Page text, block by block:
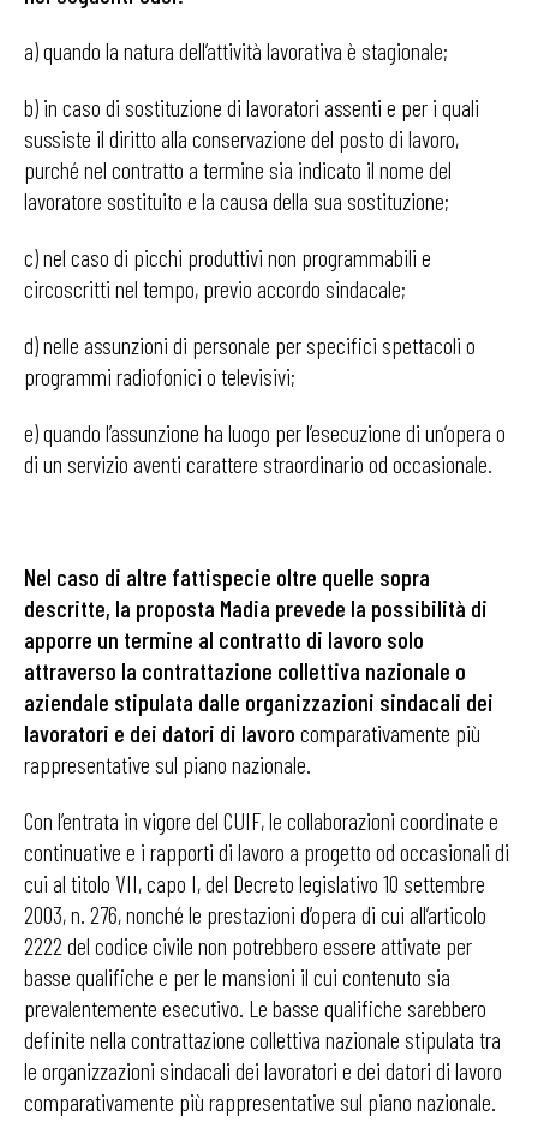
a) quando la natura dell’attività lavorativa è stagionale;
b) in caso di sostituzione di lavoratori assenti e per i quali
sussiste il diritto alla conservazione del posto di lavoro,
purché nel contratto a termine sia indicato il nome del
lavoratore sostituito e la causa della sua sostituzione;
c) nel caso di picchi produttivi non programmabili e
circoscritti nel tempo, previo accordo sindacale;
d) nelle assunzioni di personale per specifici spettacoli o
programmi radiofonici o televisivi;
e) quando l’assunzione ha luogo per l’esecuzione di un’opera o
di un servizio aventi carattere straordinario od occasionale.
Nel caso di altre fattispecie oltre quelle sopra
descritte, la proposta Madia prevede la possibilità di
apporre un termine al contratto di lavoro solo
attraverso la contrattazione collettiva nazionale o
aziendale stipulata dalle organizzazioni sindacali dei
lavoratori e dei datori di lavoro comparativamente più
rappresentative sul piano nazionale.
Con l’entrata in vigore del CUIF, le collaborazioni coordinate e
continuative e i rapporti di lavoro a progetto od occasionali di
cui al titolo VII, capo I, del Decreto legislativo 10 settembre
2003, n. 276, nonché le prestazioni d’opera di cui all’articolo
2222 del codice civile non potrebbero essere attivate per
basse qualifiche e per le mansioni il cui contenuto sia
prevalentemente esecutivo. Le basse qualifiche sarebbero
definite nella contrattazione collettiva nazionale stipulata tra
le organizzazioni sindacali dei lavoratori e dei datori di lavoro
comparativamente più rappresentative sul piano nazionale.